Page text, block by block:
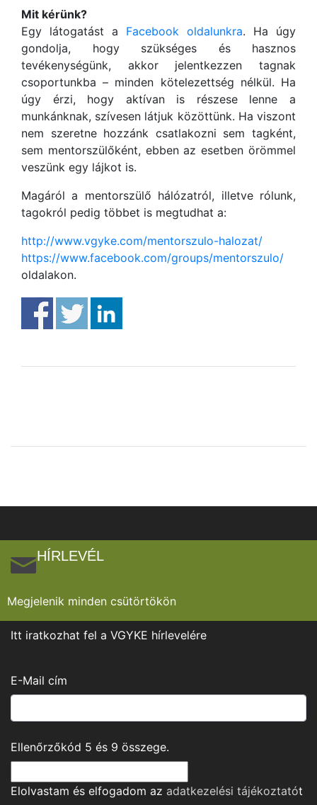
Mit kérünk?
Egy látogatást a Facebook oldalunkra. Ha úgy
gondolja, hogy szükséges és hasznos
tevékenységünk, akkor jelentkezzen tagnak
csoportunkba – minden kötelezettség nélkül. Ha
úgy érzi, hogy aktívan is részese lenne a
munkánknak, szívesen látjuk közöttünk. Ha viszont
nem szeretne hozzánk csatlakozni sem tagként,
sem mentorszülőként, ebben az esetben örömmel
veszünk egy lájkot is.
Magáról a mentorszülő hálózatról, illetve rólunk,
tagokról pedig többet is megtudhat a:
http://www.vgyke.com/mentorszulo-halozat/
https://www.facebook.com/groups/mentorszulo/
oldalakon.
HÍRLEVÉL
Megjelenik minden csütörtökön
Itt iratkozhat fel a VGYKE hírlevelére
E-Mail cím
Ellenőrzőkód 5 és 9 összege.
Elolvastam és elfogadom az adatkezelési tájékoztatót